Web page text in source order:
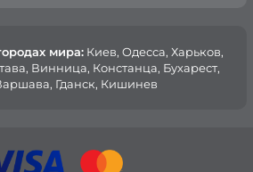
мира: Киев, Oдесса, Харьков,
Винница, Констанца, Бухарест,
Гданск, Кишинев